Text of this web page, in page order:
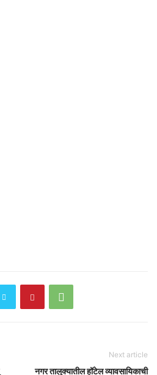
Next article
नगर तालुक्यातील हॉटेल व्यावसायिकाची